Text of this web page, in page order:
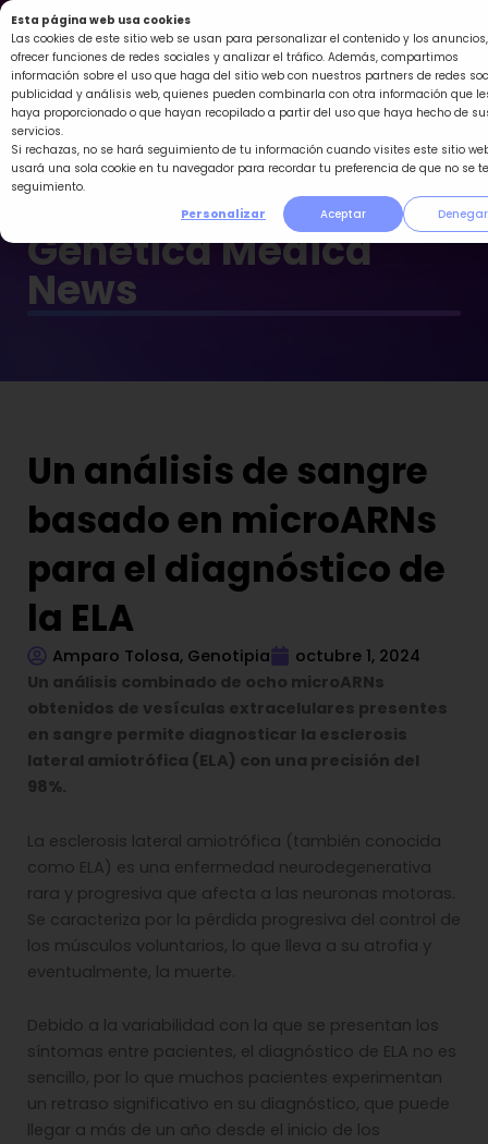
Esta página web usa cookies
Las cookies de este sitio web se usan para personalizar el contenido y los anuncios,
ofrecer funciones de redes sociales y analizar el tráfico. Además, compartimos
información sobre el uso que haga del sitio web con nuestros partners de redes
publicidad y análisis web, quienes pueden combinarla con otra información que
haya proporcionado o que hayan recopilado a partir del uso que haya hecho de
servicios.
Si rechazas, no se hará seguimiento de tu información cuando visites este sitio
usará una sola cookie en tu navegador para recordar tu preferencia de que no se
seguimiento.
Personalizar
Aceptar Denegar
Ir
al
contenido
Genética Médica
News
Un análisis de sangre
basado en microARNs
para el diagnóstico de
la ELA
Amparo Tolosa, Genotipia
octubre 1, 2024
Un análisis combinado de ocho microARNs
obtenidos de vesículas extracelulares presentes
en sangre permite diagnosticar la esclerosis
lateral amiotrófica (ELA) con una precisión del
98%.
La esclerosis lateral amiotrófica (también conocida
como ELA) es una enfermedad neurodegenerativa
rara y progresiva que afecta a las neuronas motoras.
Se caracteriza por la pérdida progresiva del control de
los músculos voluntarios, lo que lleva a su atrofia y
eventualmente, la muerte.
Debido a la variabilidad con la que se presentan los
síntomas entre pacientes, el diagnóstico de ELA no es
sencillo, por lo que muchos pacientes experimentan
un retraso significativo en su diagnóstico, que puede
llegar a más de un año desde el inicio de los